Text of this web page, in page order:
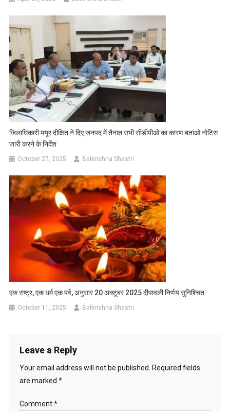
जिलाधिकारी मयूर दीक्षित ने दिए जनपद में तैनात सभी सीडीपीओ का कारण बताओ नोटिस
जारी करने के निर्देश
October 27, 2025 Balkrishna Shastri
एक राष्ट्र, एक धर्म एक पर्व, अनुसार 20 अक्टूबर 2025 दीपावली निर्णय सुनिश्चित
October 11, 2025 Balkrishna Shastri
Leave a Reply
Your email address will not be published.
Required fields
are marked *
Comment*